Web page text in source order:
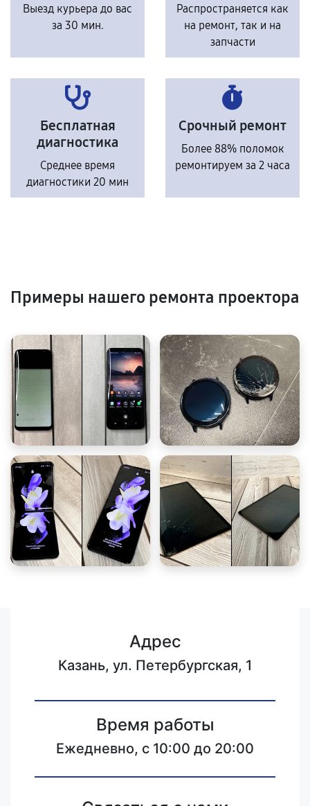
Выезд курьера до вас
за 30 мин.
Распространяется как
на ремонт, так и на
запчасти
Бесплатная
диагностика
Среднее время
диагностики 20 мин
Срочный ремонт
Более 88% поломок
ремонтируем за 2 часа
Примеры нашего ремонта проектора
Адрес
Казань, ул. Петербургская, 1
Время работы
Ежедневно, с 10:00 до 20:00